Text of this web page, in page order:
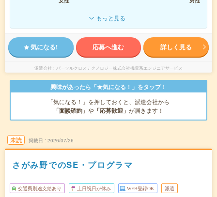
もっと見る
気になる! 応募へ進む 詳しく見る
派遣会社 パーソルクロステクノロジー株式会社機電系エンジニアサービス
興味があったら「★気になる！」をタップ！
「気になる！」を押しておくと、派遣会社から
「面談確約」 や 「応募歓迎」 が届きます！
未読 掲載日 2026/07/26
さがみ野でのSE・プログラマ
交通費別途支給あり 土日祝日が休み WEB登録OK 派遣